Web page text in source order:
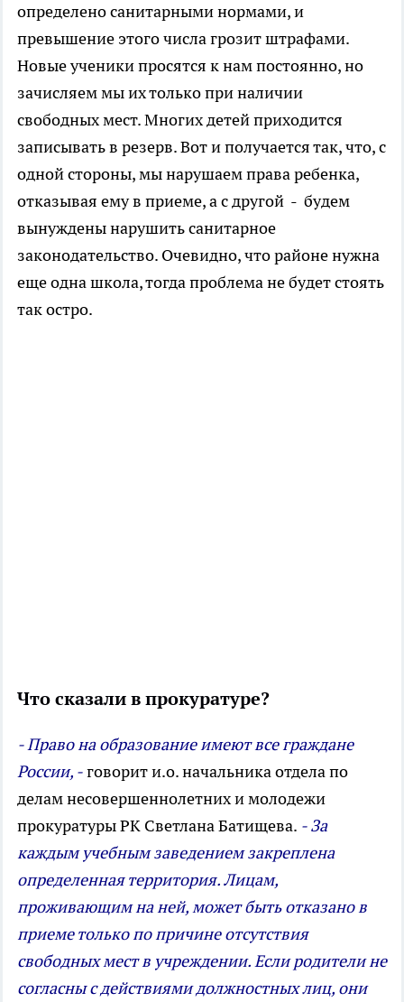
определено санитарными нормами, и
превышение этого числа грозит штрафами.
Новые ученики просятся к нам постоянно, но
зачисляем мы их только при наличии
свободных мест. Многих детей приходится
записывать в резерв. Вот и получается так, что, с
одной стороны, мы нарушаем права ребенка,
отказывая ему в приеме, а с другой - будем
вынуждены нарушить санитарное
законодательство. Очевидно, что районе нужна
еще одна школа, тогда проблема не будет стоять
так остро.
Что сказали в прокуратуре?
- Право на образование имеют все граждане
России, -говорит и.о. начальника отдела по
делам несовершеннолетних и молодежи
прокуратуры РК Светлана Батищева. - За
каждым учебным заведением закреплена
определенная территория. Лицам,
проживающим на ней, может быть отказано в
приеме только по причине отсутствия
свободных мест в учреждении. Если родители не
согласны с действиями должностных лиц, они